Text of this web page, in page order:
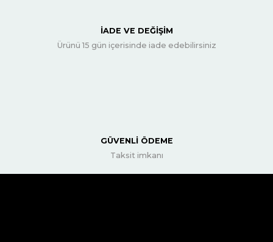
İADE VE DEĞİŞİM
Ürünü 15 gün içerisinde iade edebilirsiniz
GÜVENLİ ÖDEME
Taksit imkanı